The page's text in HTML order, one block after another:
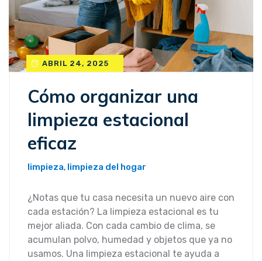
ABRIL 24, 2025
Cómo organizar una
limpieza estacional
eficaz
limpieza, limpieza del hogar
¿Notas que tu casa necesita un nuevo aire con
cada estación? La limpieza estacional es tu
mejor aliada. Con cada cambio de clima, se
acumulan polvo, humedad y objetos que ya no
usamos. Una limpieza estacional te ayuda a